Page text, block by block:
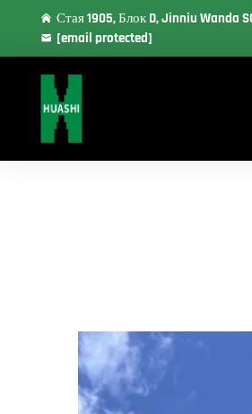
Стая 1905, Блок D, Jinniu Wanda
[email protected]